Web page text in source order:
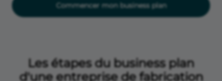
Commencer mon business plan
Les étapes du business plan
d'une entreprise de fabrication